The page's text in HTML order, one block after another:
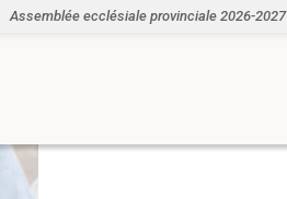
Assemblée ecclésiale provinciale 2026-2027